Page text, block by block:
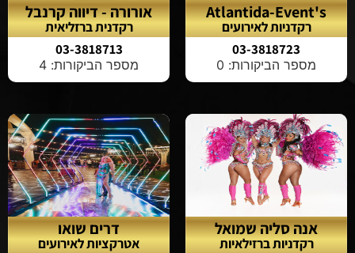
Atlantida-Event's
רקדניות לאירועים
03-3818723
מספר הביקורות: 0
אורורה - דיווה קרנבל
רקדנית ברזליאית
03-3818713
מספר הביקורות: 4
אנה סליה שמואל
רקדניות ברזילאיות
דרים שואו
אטרקציות לאירועים